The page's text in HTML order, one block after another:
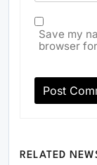
Save my
browser
RELATED